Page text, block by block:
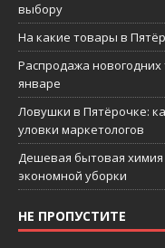
выбору
На какие товары в
Распродажа
январе
Ловушки в Пятёрочке:
уловки маркетологов
Дешевая бытовая химия
экономной уборки
НЕ ПРОПУСТИТЕ